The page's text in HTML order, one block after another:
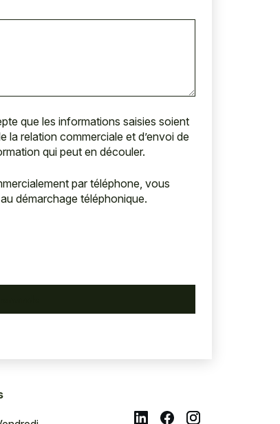
que les informations saisies soient
la relation commerciale et d’envoi de
qui peut en découler.
par téléphone, vous
démarchage téléphonique.